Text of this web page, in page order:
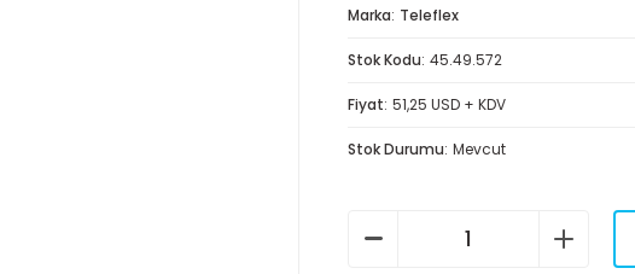
Marka Teleflex
Stok Kodu 45.49.572
Fiyat 51,25 USD + KDV
Stok Durumu Mevcut